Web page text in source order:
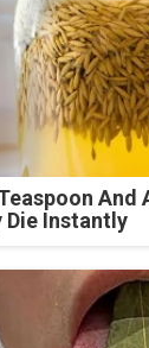
And
Die Instantly